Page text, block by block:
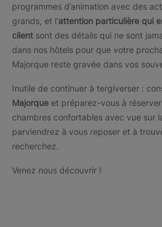
programmes d’animation avec des
grands, et l’attention particulière qui
client sont des détails qui ne sont
dans nos hôtels pour que votre
Majorque reste gravée dans vos
Inutile de continuer à tergiverser :
Majorque et préparez-vous à réserver
chambres confortables avec vue sur
parviendrez à vous reposer et à
recherchez.
Venez nous découvrir !